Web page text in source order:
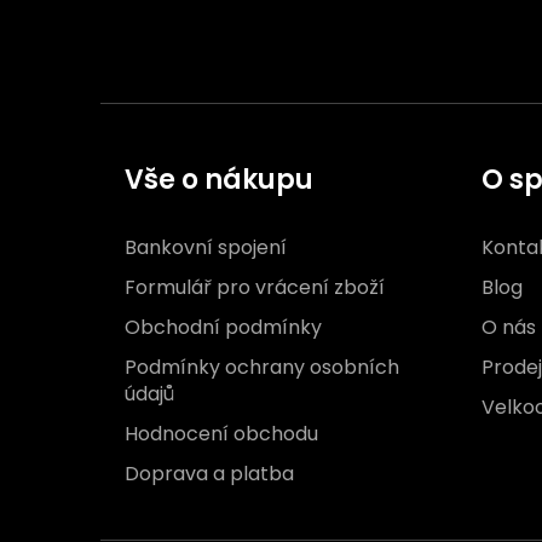
Vše o nákupu
Bankovní spojení
Formulář pro vrácení zboží
Obchodní podmínky
Podmínky ochrany osobních
údajů
Hodnocení obchodu
Doprava a platba
O
Blog
O nás